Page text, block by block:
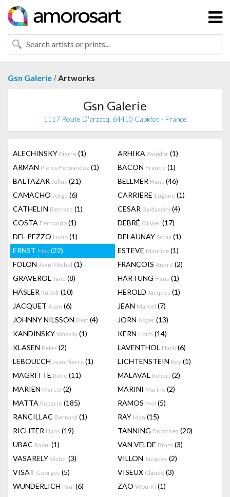
Gsn Galerie /Artworks
Gsn Galerie
1117 Route D'arzacq, 64410 Cabidos - France
ALECHINSKY Pierre (1) ARHIKA Avigdor (1)
ARMAN Pierre Fernandez (1) BACON Francis (1)
BALTAZAR Julius (21) BELLMER Hans (46)
CAMACHO Jorge (6) CARRIERE Eugene (1)
CATHELIN Bernard (1) CESAR Baldaccini (4)
COSTA Fernando (1) DEBRÉ Olivier (17)
DEL PEZZO Lucio (1) DELAUNAY Sonia (1)
ERNST Max (22) ESTEVE Maurice (1)
FOLON Jean-Michel (1) FRANÇOIS André (2)
GRAVEROL Jane (8) HARTUNG Hans (1)
HÄSLER Rudolf (10) HEROLD Jacques (1)
JACQUET Alain (6) JEAN Marcel (7)
JOHNNY NILSSON Bert (4) JORN Asger (13)
KANDINSKY Wassily (1) KERN Haïm (14)
KLASEN Peter (2) LAVENTHOL Hank (6)
LEBOUL'CH Jean Pierre (1) LICHTENSTEIN Roy (1)
MAGRITTE Rene (11) MALAVAL Robert (2)
MARIEN Marcel (2) MARINI Marino (2)
MATTA Roberto (185) RAMOS Mel (5)
RANCILLAC Bernard (1) RAY Man (15)
RICHTER Hans (19) TANNING Dorothea (20)
UBAC Raoul (1) VAN VELDE Bram (3)
VASARELY Victor (3) VILLON Jacques (2)
VISAT Georges (5) VISEUX Claude (3)
WUNDERLICH Paul (6) ZAO Wou-Ki (1)